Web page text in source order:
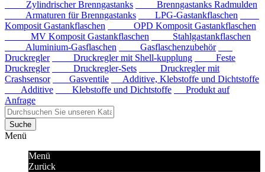
Zylindrischer Brenngastanks
Brenngastanks Radmulden
Armaturen für Brenngastanks
LPG-Gastankflaschen
Komposit Gastankflaschen
OPD Komposit Gastankflaschen
MV Komposit Gastankflaschen
Stahlgastankflaschen
Aluminium-Gasflaschen
Gasflaschenzubehör
Druckregler
Druckregler mit Shell-kupplung
Feste
Druckregler
Druckregler-Sets
Druckregler mit
Crashsensor
Gasventile
Additive, Klebstoffe und Dichtstoffe
Additive
Klebstoffe und Dichtstoffe
Produkt auf
Anfrage
Suche
Menü
Menü
Zurück